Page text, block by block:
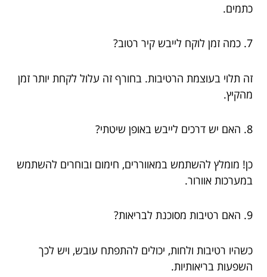
כתמים.
7. כמה זמן לוקח לייבש קיר רטוב?
זה תלוי בעוצמת הרטיבות. בחורף זה עלול לקחת יותר זמן
מהקיץ.
8. האם יש דרכים לייבש באופן שיטתי?
כן! מומלץ להשתמש במאווררים, חימום ובוחרים להשתמש
במערכות אוורור.
9. האם רטיבות מסוכנת לבריאות?
כשהיו רטיבות ולחות, יכולים להתפתח עובש, ויש לכך
השפעות בריאותיות.